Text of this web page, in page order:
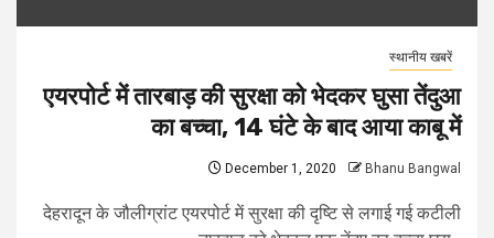
स्थानीय खबरें
एयरपोर्ट में तारबाड़ की सुरक्षा को भेदकर घुसा तेंदुआ
का बच्चा, 14 घंटे के बाद आया काबू में
December 1, 2020 Bhanu Bangwal
देहरादून के जौलीग्रांट एयरपोर्ट में सुरक्षा की दृष्टि से लगाई गई कटीली